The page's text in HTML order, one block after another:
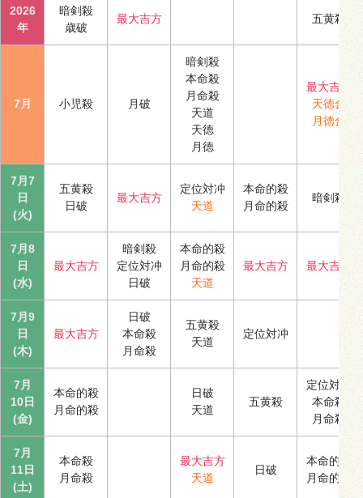
2026
年
暗剣殺
歳破
最大吉方 五黄殺
7月 小児殺 月破
暗剣殺
本命殺
月命殺
天道
天徳
月徳
最大吉方
天徳合
月徳合
7月7
日
(火)
五黄殺
日破
最大吉方
定位対冲
天道
本命的殺
月命的殺
暗剣殺
7月8
日
(水)
最大吉方
暗剣殺
定位対冲
日破
本命的殺
月命的殺
天道
最大吉方 最大吉方
7月9
日
(木)
最大吉方
日破
本命殺
月命殺
五黄殺
天道
定位対冲
7月
10日
(金)
本命的殺
月命的殺
日破
天道
五黄殺
定位対冲
本命殺
月命殺
7月
11日
(土)
本命殺
月命殺
最大吉方
天道
日破
本命的殺
月命的殺